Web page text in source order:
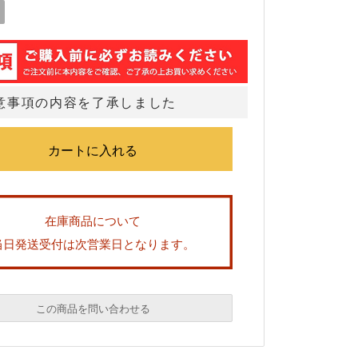
事項の内容を了承しました
在庫商品について
日発送受付は次営業日となります。
この商品を問い合わせる